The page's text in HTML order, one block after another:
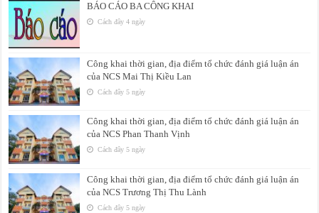
BÁO CÁO BA CÔNG KHAI
Cách đây 4 ngày
Công khai thời gian, địa điểm tổ chức đánh giá luận án
của NCS Mai Thị Kiều Lan
Cách đây 5 ngày
Công khai thời gian, địa điểm tổ chức đánh giá luận án
của NCS Phan Thanh Vịnh
Cách đây 5 ngày
Công khai thời gian, địa điểm tổ chức đánh giá luận án
của NCS Trương Thị Thu Lành
Cách đây 5 ngày